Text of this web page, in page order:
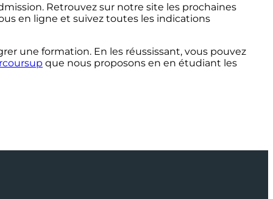
Retrouvez sur notre site les prochaines
en ligne et suivez toutes les indications
une formation. En les réussissant, vous pouvez
que nous proposons en en étudiant les